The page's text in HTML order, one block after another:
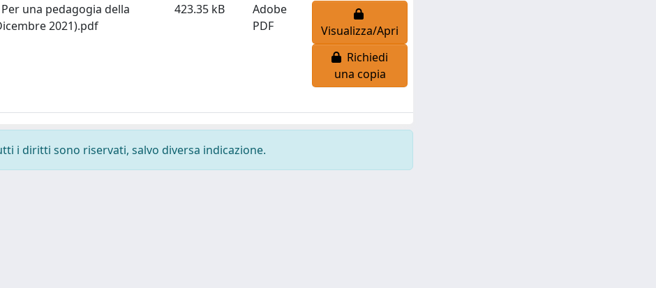
una pedagogia della
2021).pdf
423.35 kB
Adobe
PDF
Visualizza/Apri
Richiedi
una copia
i diritti sono riservati, salvo diversa indicazione.